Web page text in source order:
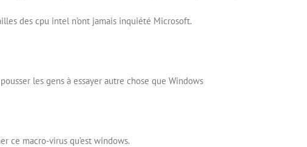
des cpu intel n’ont jamais inquiété Microsoft.
les gens à essayer autre chose que Windows
ce macro-virus qu’est windows.